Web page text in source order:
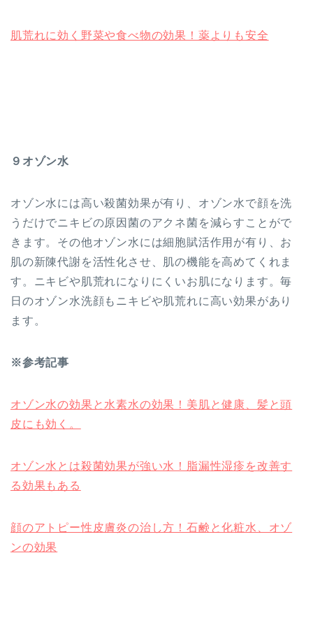
肌荒れに効く野菜や食べ物の効果！薬よりも安全
９オゾン水
オゾン水には高い殺菌効果が有り、オゾン水で顔を洗
うだけでニキビの原因菌のアクネ菌を減らすことがで
きます。その他オゾン水には細胞賦活作用が有り、お
肌の新陳代謝を活性化させ、肌の機能を高めてくれま
す。ニキビや肌荒れになりにくいお肌になります。毎
日のオゾン水洗顔もニキビや肌荒れに高い効果があり
ます。
※参考記事
オゾン水の効果と水素水の効果！美肌と健康、髪と頭
皮にも効く。
オゾン水とは殺菌効果が強い水！脂漏性湿疹を改善す
る効果もある
顔のアトピー性皮膚炎の治し方！石鹸と化粧水、オゾ
ンの効果